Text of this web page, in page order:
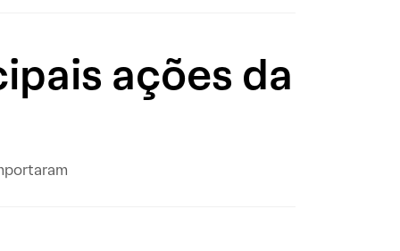
ações da